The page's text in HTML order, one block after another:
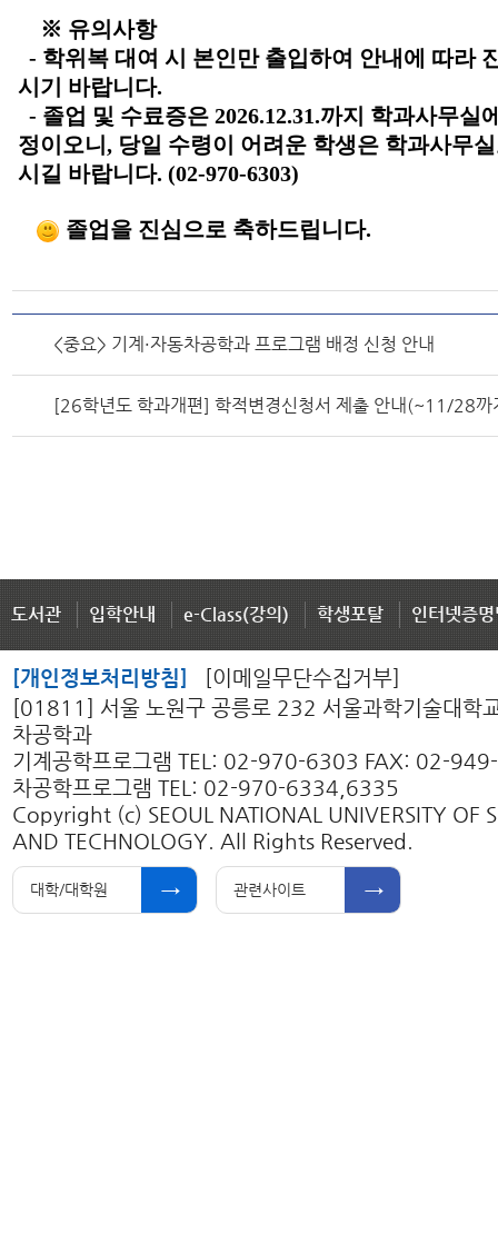
※ 유의사항
- 학위복 대여 시 본인만 출입하여 안내에 따라
시기 바랍니다.
- 졸업 및 수료증은 2026.12.31.까지 학과사무실
정이오니, 당일 수령이 어려운 학생은 학과사무
시길 바랍니다. (02-970-6303)
졸업을 진심으로 축하드립니다.
<중요> 기계·자동차공학과 프로그램 배정 신청 안내
[26학년도 학과개편] 학적변경신청서 제출 안내(~11/28까
도서관 입학안내 e-Class(강의) 학생포탈 인터넷증
[개인정보처리방침]
[이메일무단수집거부]
[01811] 서울 노원구 공릉로 232 서울과학기술대학
차공학과
기계공학프로그램 TEL: 02-970-6303 FAX: 02-
차공학프로그램 TEL: 02-970-6334,6335
Copyright (c) SEOUL NATIONAL UNIVERSITY OF
AND TECHNOLOGY. All Rights Reserved.
대학/대학원 관련사이트